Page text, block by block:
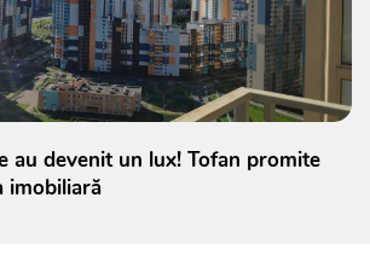
au devenit un lux! Tofan promite
imobiliară